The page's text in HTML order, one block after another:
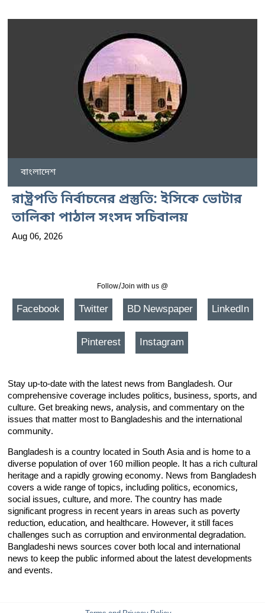
বাংলাদেশ
রাষ্ট্রপতি নির্বাচনের প্রস্তুতি: ইসিকে ভোটার
তালিকা পাঠাল সংসদ সচিবালয়
Aug 06, 2026
Follow/Join with us @
Facebook Twitter BD Newspaper LinkedIn
Pinterest Instagram
Stay up-to-date with the latest news from Bangladesh. Our
comprehensive coverage includes politics, business, sports, and
culture. Get breaking news, analysis, and commentary on the
issues that matter most to Bangladeshis and the international
community.
Bangladesh is a country located in South Asia and is home to a
diverse population of over 160 million people. It has a rich cultural
heritage and a rapidly growing economy. News from Bangladesh
covers a wide range of topics, including politics, economics,
social issues, culture, and more. The country has made
significant progress in recent years in areas such as poverty
reduction, education, and healthcare. However, it still faces
challenges such as corruption and environmental degradation.
Bangladeshi news sources cover both local and international
news to keep the public informed about the latest developments
and events.